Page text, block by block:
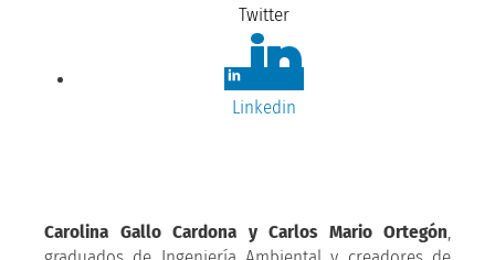
Twitter
Linkedin
Carolina Gallo Cardona y Carlos Mario Ortegón,